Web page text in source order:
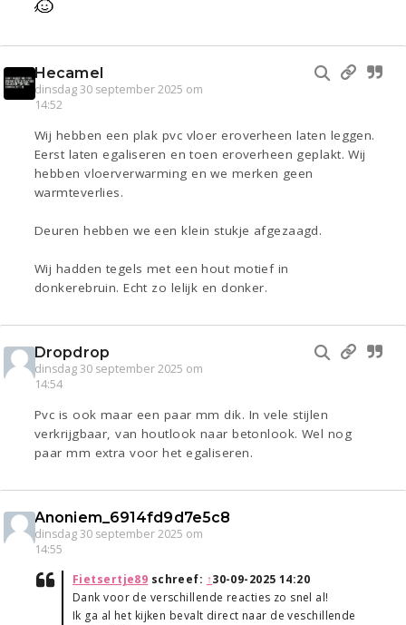
Hecamel
dinsdag 30 september 2025 om
14:52
Wij hebben een plak pvc vloer eroverheen laten leggen.
Eerst laten egaliseren en toen eroverheen geplakt. Wij
hebben vloerverwarming en we merken geen
warmteverlies.
Deuren hebben we een klein stukje afgezaagd.
Wij hadden tegels met een hout motief in
donkerebruin. Echt zo lelijk en donker.
Dropdrop
dinsdag 30 september 2025 om
14:54
Pvc is ook maar een paar mm dik. In vele stijlen
verkrijgbaar, van houtlook naar betonlook. Wel nog
paar mm extra voor het egaliseren.
Anoniem_6914fd9d7e5c8
dinsdag 30 september 2025 om
14:55
Fietsertje89 schreef: ↑30-09-2025 14:20
Dank voor de verschillende reacties zo snel al!
Ik ga al het kijken bevalt direct naar de veschillende